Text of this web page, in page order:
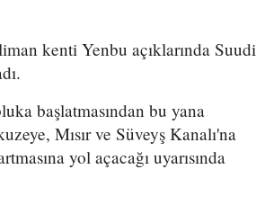
kenti Yenbu açıklarında Suudi
başlatmasından bu yana
Mısır ve Süveyş Kanalı'na
yol açacağı uyarısında